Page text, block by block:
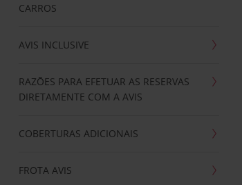
CARROS
AVIS INCLUSIVE
RAZÕES PARA EFETUAR AS RESERVAS
DIRETAMENTE COM A AVIS
COBERTURAS ADICIONAIS
FROTA AVIS